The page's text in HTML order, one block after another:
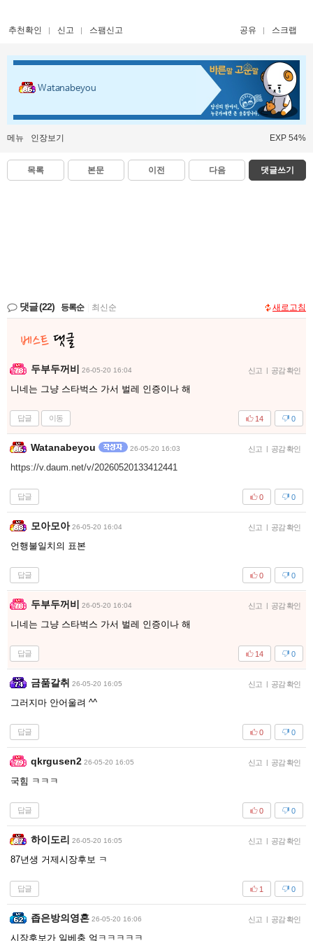
추천확인 신고 스팸신고 공유 스크랩
Watanabeyou
메뉴 인장보기 EXP 54%
목록 본문 이전 다음 댓글쓰기
댓글(22) 등록순 최신순 새로고침
두부두꺼비 26-05-20 16:04 신고 | 공감 확인
니네는 그냥 스타벅스 가서 벌레 인증이나 해
답글 이동 0
14
Watanabeyou 26-05-20 16:03 신고 | 공감 확인
https://v.daum.net/v/20260520133412441
답글 0
0
모아모아 26-05-20 16:04 신고 | 공감 확인
언행불일치의 표본
답글 0
0
두부두꺼비 26-05-20 16:04 신고 | 공감 확인
니네는 그냥 스타벅스 가서 벌레 인증이나 해
답글 0
14
금품갈취 26-05-20 16:05 신고 | 공감 확인
그러지마 안어울려 ^^
답글 0
0
qkrgusen2 26-05-20 16:05 신고 | 공감 확인
국힘 ㅋㅋㅋ
답글 0
0
하이도리 26-05-20 16:05 신고 | 공감 확인
87년생 거제시장후보 ㅋ
답글 0
1
좁은방의영혼 26-05-20 16:06 신고 | 공감 확인
시장후보가 일베충 엌ㅋㅋㅋㅋㅋ